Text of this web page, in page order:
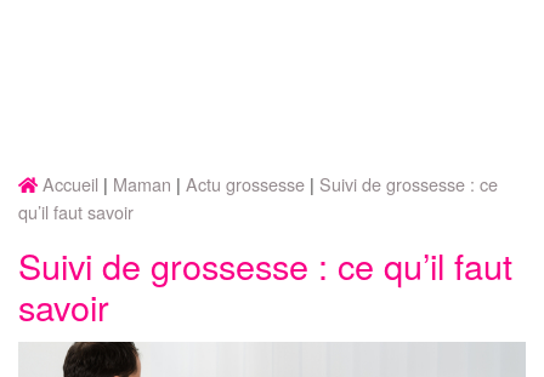
Accueil Maman Actu grossesse
Suivi de grossesse : ce
qu’il faut savoir
Suivi de grossesse : ce qu’il faut
savoir